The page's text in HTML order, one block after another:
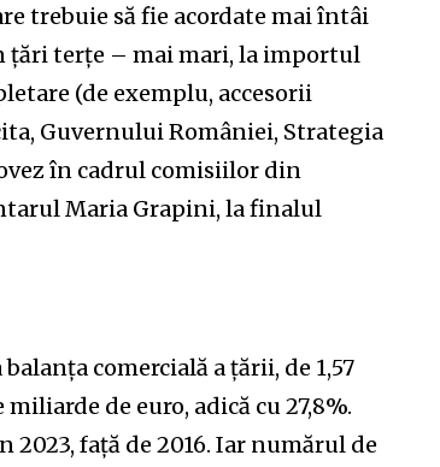
trebuie să fie acordate mai întâi
țări terțe – mai mari, la importul
(de exemplu, accesorii
Guvernului României, Strategia
în cadrul comisiilor din
Maria Grapini, la finalul
comercială a țării, de 1,57
de euro, adică cu 27,8%.
față de 2016. Iar numărul de